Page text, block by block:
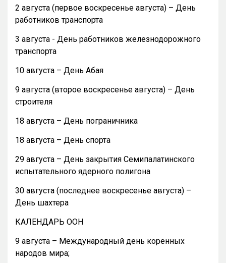
2 августа (первое воскресенье августа) – День
работников транспорта
3 августа - День работников железнодорожного
транспорта
10 августа – День Абая
9 августа (второе воскресенье августа) – День
строителя
18 августа – День пограничника
18 августа – День спорта
29 августа – День закрытия Семипалатинского
испытательного ядерного полигона
30 августа (последнее воскресенье августа) –
День шахтера
КАЛЕНДАРЬ ООН
9 августа – Международный день коренных
народов мира;